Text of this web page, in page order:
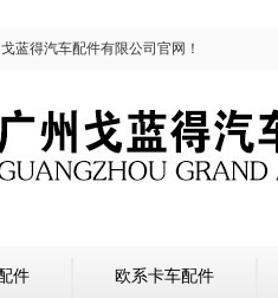
蓝得汽车配件有限公司官网！
件 欧系卡车配件